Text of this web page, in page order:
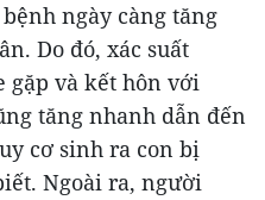
ngày càng tăng
Do đó, xác suất
gặp và kết hôn với
tăng nhanh dẫn đến
cơ sinh ra con bị
Ngoài ra, người